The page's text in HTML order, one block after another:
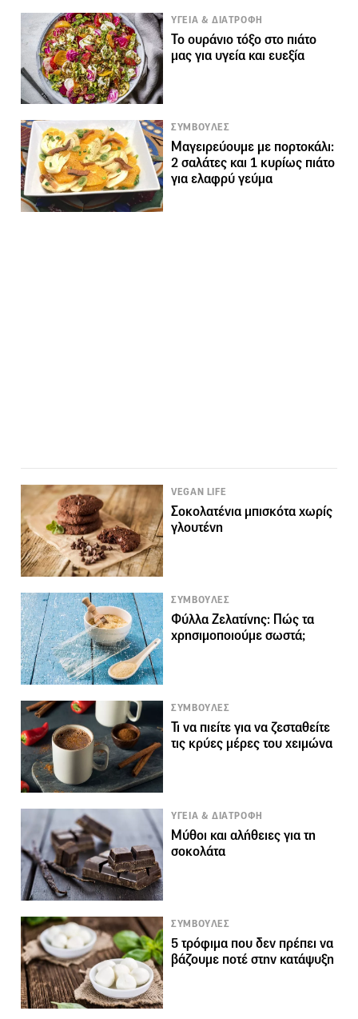
ΥΓΕΙΑ & ΔΙΑΤΡΟΦΗ
Το ουράνιο τόξο στο πιάτο
μας για υγεία και ευεξία
ΣΥΜΒΟΥΛΕΣ
Μαγειρεύουμε με πορτοκάλι:
2 σαλάτες και 1 κυρίως πιάτο
για ελαφρύ γεύμα
VEGAN LIFE
Σοκολατένια μπισκότα χωρίς
γλουτένη
ΣΥΜΒΟΥΛΕΣ
Φύλλα Ζελατίνης: Πώς τα
χρησιμοποιούμε σωστά;
ΣΥΜΒΟΥΛΕΣ
Τι να πιείτε για να ζεσταθείτε
τις κρύες μέρες του χειμώνα
ΥΓΕΙΑ & ΔΙΑΤΡΟΦΗ
Μύθοι και αλήθειες για τη
σοκολάτα
ΣΥΜΒΟΥΛΕΣ
5 τρόφιμα που δεν πρέπει να
βάζουμε ποτέ στην κατάψυξη